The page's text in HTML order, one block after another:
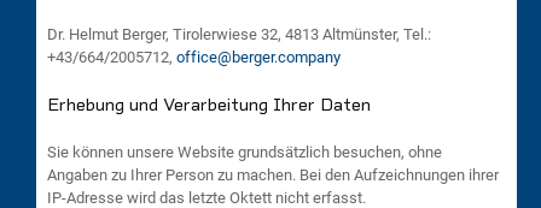
Dr. Helmut Berger, Tirolerwiese 32, 4813 Altmünster, Tel.:
+43/664/2005712,office@berger.company
Erhebung und Verarbeitung Ihrer Daten
Sie können unsere Website grundsätzlich besuchen, ohne
Angaben zu Ihrer Person zu machen. Bei den Aufzeichnungen ihrer
IP-Adresse wird das letzte Oktett nicht erfasst.